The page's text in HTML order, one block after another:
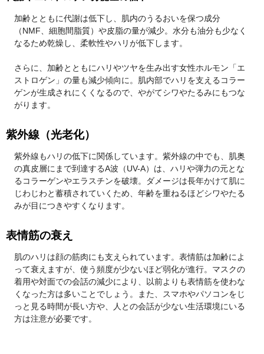
加齢とともに代謝は低下し、肌内のうるおいを保つ成分
（NMF、細胞間脂質）や皮脂の量が減少。水分も油分も少なく
なるため乾燥し、柔軟性やハリが低下します。
さらに、加齢とともにハリやツヤを生み出す女性ホルモン「エ
ストロゲン」の量も減少傾向に。肌内部でハリを支えるコラー
ゲンが生成されにくくなるので、やがてシワやたるみにもつな
がります。
紫外線（光老化）
紫外線もハリの低下に関係しています。紫外線の中でも、肌奥
の真皮層にまで到達するA波（UV-A）は、ハリや弾力の元とな
るコラーゲンやエラスチンを破壊。ダメージは長年かけて肌に
じわじわと蓄積されていくため、年齢を重ねるほどシワやたる
みが目につきやすくなります。
表情筋の衰え
肌のハリは顔の筋肉にも支えられています。表情筋は加齢によ
って衰えますが、使う頻度が少ないほど弱化が進行。マスクの
着用や対面での会話の減少により、以前よりも表情筋を使わな
くなった方は多いことでしょう。また、スマホやパソコンをじ
っと見る時間が長い方や、人との会話が少ない生活環境にいる
方は注意が必要です。